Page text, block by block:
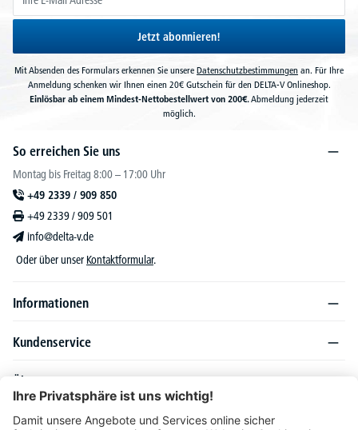
Jetzt abonnieren!
Mit Absenden des Formulars erkennen Sie unsere Datenschutzbestimmungen an. Für Ihre
Anmeldung schenken wir Ihnen einen 20€ Gutschein für den DELTA-V Onlineshop.
Einlösbar ab einem Mindest-Nettobestellwert von 200€.Abmeldung jederzeit
möglich.
So erreichen Sie uns
Montag bis Freitag 8:00 – 17:00 Uhr
+49 2339 / 909 850
+49 2339 / 909 501
info@delta-v.de
Oder über unser Kontaktformular.
Informationen
Kundenservice
Über DELTA-V
Produktsortiment